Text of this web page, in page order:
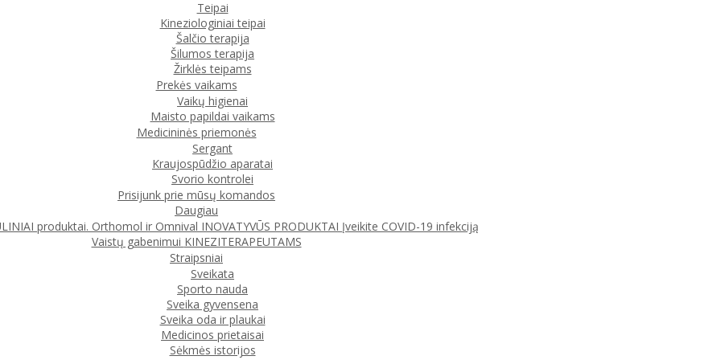
Teipai
Kineziologiniai teipai
Šalčio terapija
Šilumos terapija
Žirklės teipams
Prekės vaikams
Vaikų higienai
Maisto papildai vaikams
Medicininės priemonės
Sergant
Kraujospūdžio aparatai
Svorio kontrolei
Prisijunk prie mūsų komandos
Daugiau
produktai. Orthomol ir Omnival INOVATYVŪS PRODUKTAI Įveikite COVID-19 infekciją
Vaistų gabenimui KINEZITERAPEUTAMS
Straipsniai
Sveikata
Sporto nauda
Sveika gyvensena
Sveika oda ir plaukai
Medicinos prietaisai
Sėkmės istorijos